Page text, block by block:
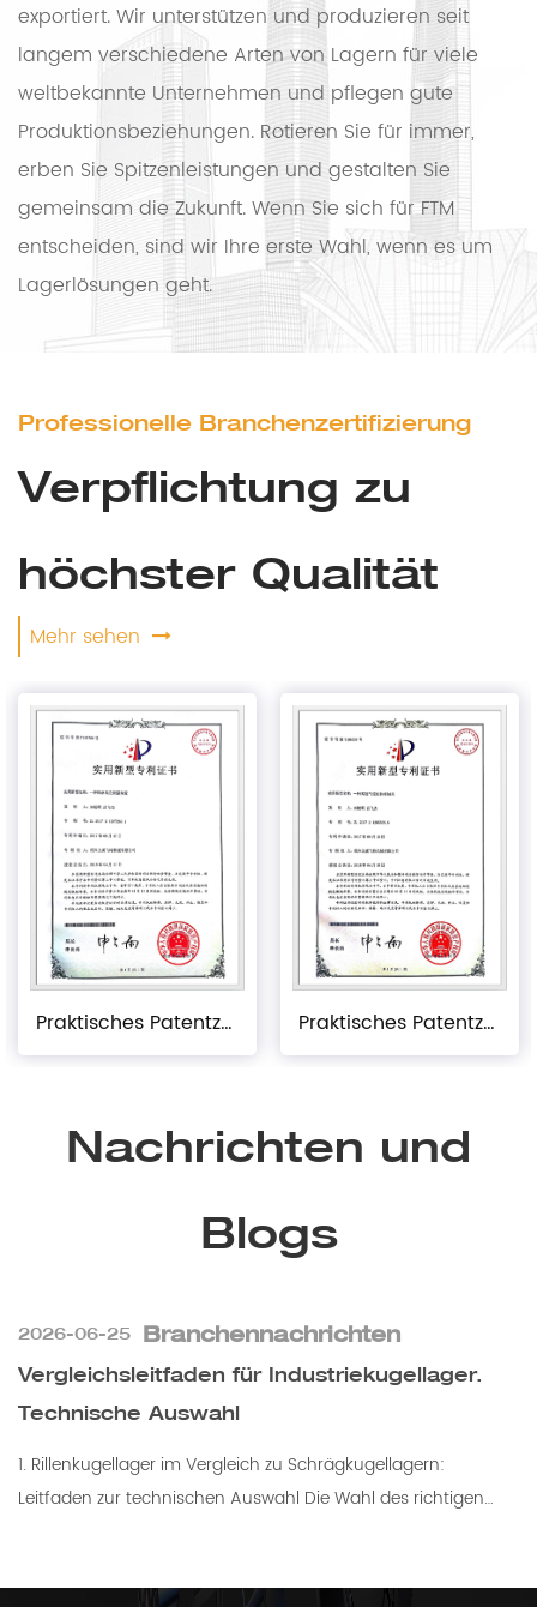
exportiert. Wir unterstützen und produzieren seit
langem verschiedene Arten von Lagern für viele
weltbekannte Unternehmen und pflegen gute
Produktionsbeziehungen. Rotieren Sie für immer,
erben Sie Spitzenleistungen und gestalten Sie
gemeinsam die Zukunft. Wenn Sie sich für FTM
entscheiden, sind wir Ihre erste Wahl, wenn es um
Lagerlösungen geht.
Professionelle Branchenzertifizierung
Verpflichtung zu
höchster Qualität
Mehr sehen
Praktisches Patentzertifikat Praktisches Patentzertifikat
Nachrichten und
Blogs
2026-06-25 Branchennachrichten
Vergleichsleitfaden für Industriekugellager.
Technische Auswahl
1. Rillenkugellager im Vergleich zu Schrägkugellagern:
Leitfaden zur technischen Auswahl Die Wahl des richtigen